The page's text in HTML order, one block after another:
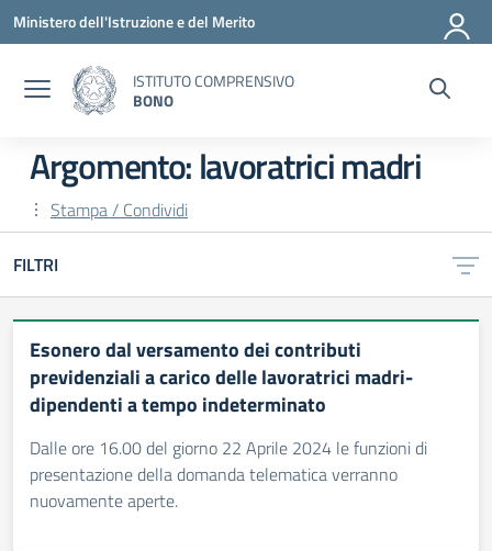
Vai ai contenuti
Vai al menu di navigazione
Vai al footer
Ministero dell'Istruzione e del Merito
ISTITUTO COMPRENSIVO
BONO
Argomento: lavoratrici madri
Stampa / Condividi
FILTRI
Esonero dal versamento dei contributi
previdenziali a carico delle lavoratrici madri-
dipendenti a tempo indeterminato
Dalle ore 16.00 del giorno 22 Aprile 2024 le funzioni di
presentazione della domanda telematica verranno
nuovamente aperte.